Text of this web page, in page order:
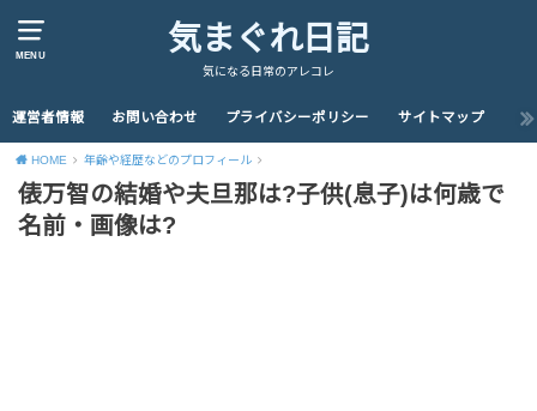
MENU 気まぐれ日記
気になる日常のアレコレ
運営者情報 お問い合わせ プライバシーポリシー サイトマップ
HOME 年齢や経歴などのプロフィール
俵万智の結婚や夫旦那は?子供(息子)は何歳で
名前・画像は?